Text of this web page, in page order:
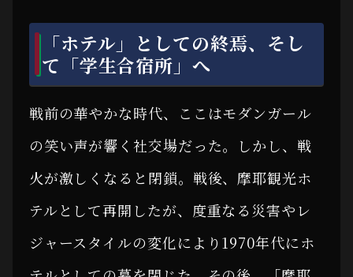
「ホテル」としての終焉、そし
て「学生合宿所」へ
戦前の華やかな時代、ここはモダンガール
の笑い声が響く社交場だった。しかし、戦
火が激しくなると閉鎖。戦後、摩耶観光ホ
テルとして再開したが、度重なる災害やレ
ジャースタイルの変化により1970年代にホ